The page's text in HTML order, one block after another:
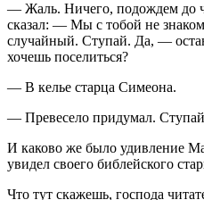
— Жаль. Ничего, подождем до
сказал: — Мы с тобой не
случайный. Ступай. Да, —
хочешь поселиться?
— В келье старца Симеона.
— Превесело придумал.
И каково же было удивление
увидел своего библейского
Что тут скажешь, господа